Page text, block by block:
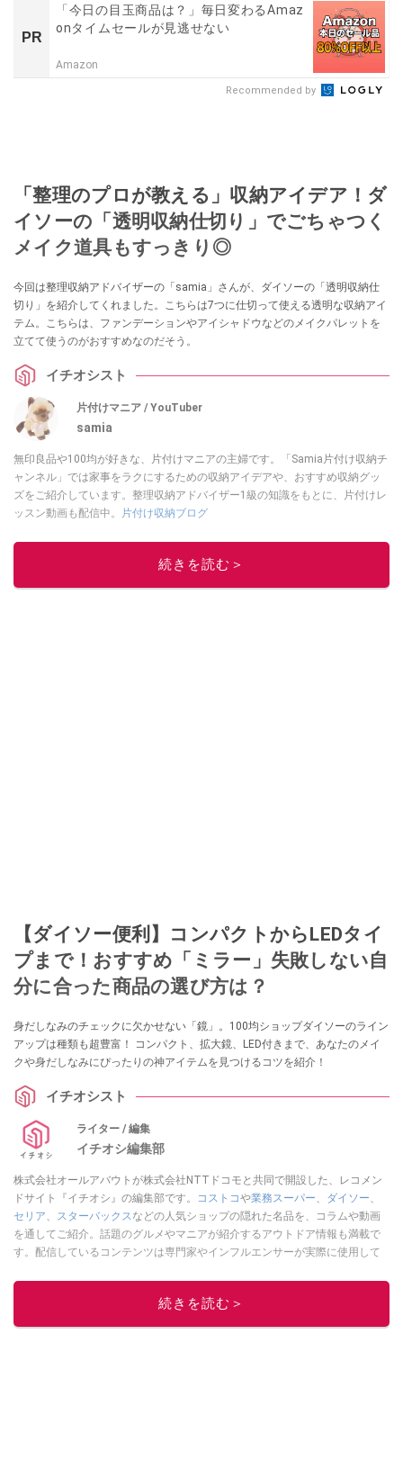
PR
「今日の目玉商品は？」毎日変わるAmaz
onタイムセールが見逃せない
Amazon
Recommended by
「整理のプロが教える」収納アイデア！ダ
イソーの「透明収納仕切り」でごちゃつく
メイク道具もすっきり◎
今回は整理収納アドバイザーの「samia」さんが、ダイソーの「透明収納仕
切り」を紹介してくれました。こちらは7つに仕切って使える透明な収納アイ
テム。こちらは、ファンデーションやアイシャドウなどのメイクパレットを
立てて使うのがおすすめなのだそう。
イチオシスト
片付けマニア / YouTuber
samia
無印良品や100均が好きな、片付けマニアの主婦です。「Samia片付け収納チ
ャンネル」では家事をラクにするための収納アイデアや、おすすめ収納グッ
ズをご紹介しています。整理収納アドバイザー1級の知識をもとに、片付けレ
ッスン動画も配信中。
片付け収納ブログ
このイチオシストの他の記事を読む
続きを読む＞
【ダイソー便利】コンパクトからLEDタイ
プまで！おすすめ「ミラー」失敗しない自
分に合った商品の選び方は？
身だしなみのチェックに欠かせない「鏡」。100均ショップダイソーのライン
アップは種類も超豊富！ コンパクト、拡大鏡、LED付きまで、あなたのメイ
クや身だしなみにぴったりの神アイテムを見つけるコツを紹介！
イチオシスト
ライター / 編集
イチオシ編集部
株式会社オールアバウトが株式会社NTTドコモと共同で開設した、レコメン
ドサイト『イチオシ』の編集部です。
コストコや業務スーパー、 ダイソー、
セリア、 スターバックスなどの人気ショップの隠れた名品を、コラムや動画
を通してご紹介。話題のグルメやマニアが紹介するアウトドア情報も満載で
す。配信しているコンテンツは専門家やインフルエンサーが実際に使用して
ニュースでフォロー
続きを読む＞